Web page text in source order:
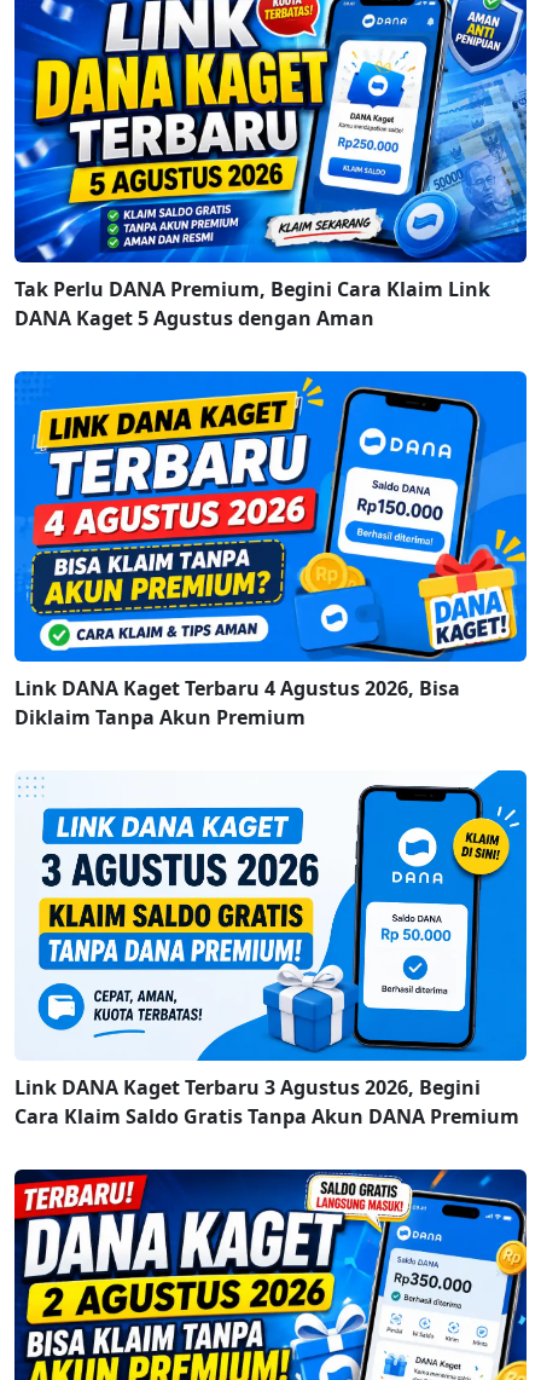
Tak Perlu DANA Premium, Begini Cara Klaim Link
DANA Kaget 5 Agustus dengan Aman
Link DANA Kaget Terbaru 4 Agustus 2026, Bisa
Diklaim Tanpa Akun Premium
Link DANA Kaget Terbaru 3 Agustus 2026, Begini
Cara Klaim Saldo Gratis Tanpa Akun DANA Premium